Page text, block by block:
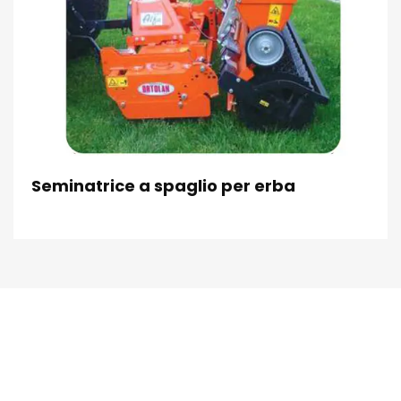
Seminatrice a spaglio per erba